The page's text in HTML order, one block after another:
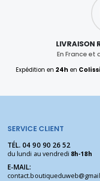
LIVRAISON
En France et
Expédition en 24h en
SERVICE CLIENT
TÉL. 04 90 90 26 52
du lundi au vendredi 8h-18h
E-MAIL: